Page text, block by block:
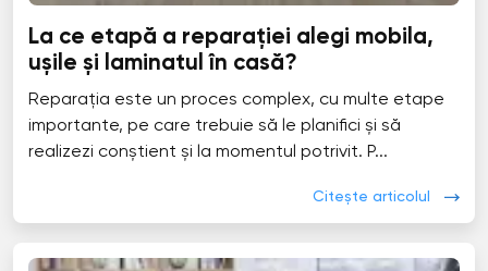
La ce etapă a reparației alegi mobila,
ușile și laminatul în casă?
Reparația este un proces complex, cu multe etape
importante, pe care trebuie să le planifici și să
realizezi conștient și la momentul potrivit. P...
Citește articolul